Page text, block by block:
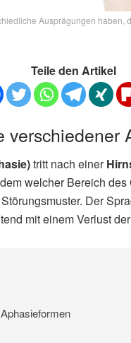
Ausprägungen haben,
Teile den Artikel
tritt nach einer
welcher Bereich
Der
mit einem Verlust